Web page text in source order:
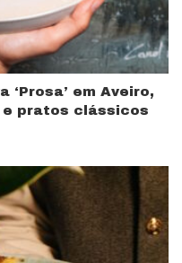
‘Prosa’ em Aveiro,
e pratos clássicos